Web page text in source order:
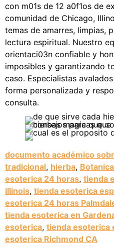
con m01s de 12 a0f1os de
comunidad de Chicago,
temas de amarres, limpias,
lectura espiritual. Nuestro
orientaci03n confiable y
imposibles y garantizando
caso. Especialistas
forma personalizada y
consulta.
documento académico
tradicional, hierba,
esoterica 24 horas, tienda
illinois, tienda esoterica
esoterica 24 horas
tienda esoterica en
esoterica, tienda esoterica
esoterica Richmond CA